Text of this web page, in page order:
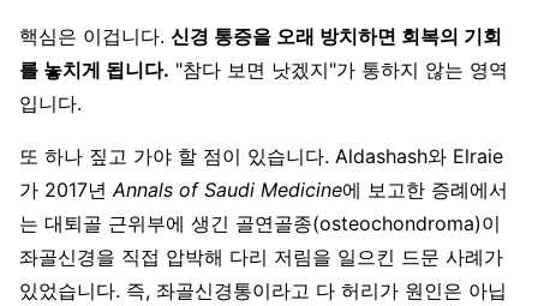
핵심은 이겁니다. 신경 통증을 오래 방치하면 회복의 기회
를 놓치게 됩니다. "참다 보면 낫겠지"가 통하지 않는 영역
입니다.
또 하나 짚고 가야 할 점이 있습니다. Aldashash와 Elraie
가 2017년Annals of Saudi Medicine에 보고한 증례에서
는 대퇴골 근위부에 생긴 골연골종(osteochondroma)이
좌골신경을 직접 압박해 다리 저림을 일으킨 드문 사례가
있었습니다. 즉, 좌골신경통이라고 다 허리가 원인은 아닙